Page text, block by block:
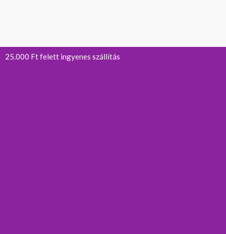
25.000 Ft felett ingyenes szállítás